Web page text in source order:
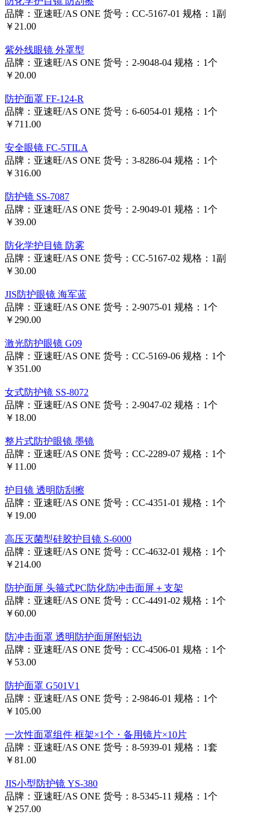
品牌：亚速旺/AS ONE 货号：CC-5167-01 规格：1副
￥21.00
紫外线眼镜 外罩型
品牌：亚速旺/AS ONE 货号：2-9048-04 规格：1个
￥20.00
防护面罩 FF-124-R
品牌：亚速旺/AS ONE 货号：6-6054-01 规格：1个
￥711.00
安全眼镜 FC-5TILA
品牌：亚速旺/AS ONE 货号：3-8286-04 规格：1个
￥316.00
防护镜 SS-7087
品牌：亚速旺/AS ONE 货号：2-9049-01 规格：1个
￥39.00
防化学护目镜 防雾
品牌：亚速旺/AS ONE 货号：CC-5167-02 规格：1副
￥30.00
JIS防护眼镜 海军蓝
品牌：亚速旺/AS ONE 货号：2-9075-01 规格：1个
￥290.00
激光防护眼镜 G09
品牌：亚速旺/AS ONE 货号：CC-5169-06 规格：1个
￥351.00
女式防护镜 SS-8072
品牌：亚速旺/AS ONE 货号：2-9047-02 规格：1个
￥18.00
整片式防护眼镜 墨镜
品牌：亚速旺/AS ONE 货号：CC-2289-07 规格：1个
￥11.00
护目镜 透明防刮擦
品牌：亚速旺/AS ONE 货号：CC-4351-01 规格：1个
￥19.00
高压灭菌型硅胶护目镜 S-6000
品牌：亚速旺/AS ONE 货号：CC-4632-01 规格：1个
￥214.00
防护面屏 头箍式PC防化防冲击面屏＋支架
品牌：亚速旺/AS ONE 货号：CC-4491-02 规格：1个
￥60.00
防冲击面罩 透明防护面屏附铝边
品牌：亚速旺/AS ONE 货号：CC-4506-01 规格：1个
￥53.00
防护面罩 G501V1
品牌：亚速旺/AS ONE 货号：2-9846-01 规格：1个
￥105.00
一次性面罩组件 框架×1个・备用镜片×10片
品牌：亚速旺/AS ONE 货号：8-5939-01 规格：1套
￥81.00
JIS小型防护镜 YS-380
品牌：亚速旺/AS ONE 货号：8-5345-11 规格：1个
￥257.00